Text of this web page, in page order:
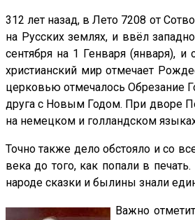
312 лет назад, в Лето 7208 от
на Русских землях, и ввёл
сентября на 1 Генваря (января),
христианский мир отмечает
церковью отмечалось Обрезание
друга с Новым Годом. При дворе
на немецком и голландском
Точно также дело обстояло и со
века до того, как попали в
народе сказки и былины знали
Важно